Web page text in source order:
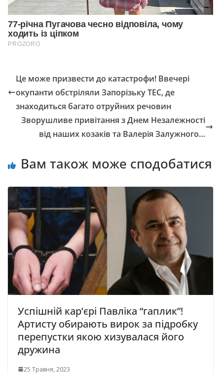
Це може призвести до катастрофи! Ввечері
окупанти обстріляли Запорізьку ТЕС, де
знаходиться багато отруйних речовин
Зворушливе привітання з Днем Незалежності
від наших козаків та Валерія Залужного…
Вам також може сподобатися
Успішній карʼєрі Павліка “гаплик”!
Артисту обирають вирок за підробку
перепустки якою хизувалася його
дружина
25 Травня, 2023